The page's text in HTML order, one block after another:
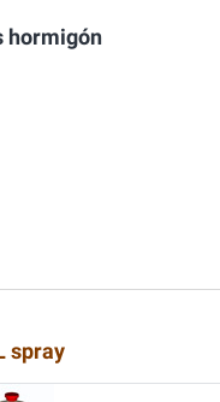
hormigón
spray